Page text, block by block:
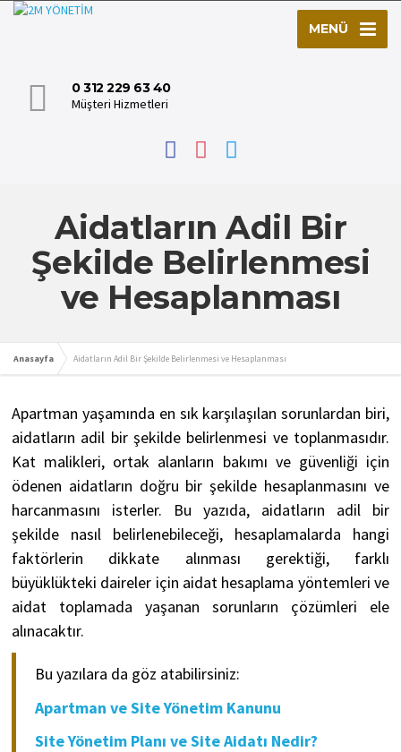
MENÜ
0 312 229 63 40
Müşteri Hizmetleri
Aidatların Adil Bir
Şekilde Belirlenmesi
ve Hesaplanması
Anasayfa Aidatların Adil Bir Şekilde Belirlenmesi ve Hesaplanması
Apartman yaşamında en sık karşılaşılan sorunlardan biri,
aidatların adil bir şekilde belirlenmesi ve toplanmasıdır.
Kat malikleri, ortak alanların bakımı ve güvenliği için
ödenen aidatların doğru bir şekilde hesaplanmasını ve
harcanmasını isterler. Bu yazıda, aidatların adil bir
şekilde nasıl belirlenebileceği, hesaplamalarda hangi
faktörlerin dikkate alınması gerektiği, farklı
büyüklükteki daireler için aidat hesaplama yöntemleri ve
aidat toplamada yaşanan sorunların çözümleri ele
alınacaktır.
Bu yazılara da göz atabilirsiniz:
Apartman ve Site Yönetim Kanunu
Site Yönetim Planı ve Site Aidatı Nedir?